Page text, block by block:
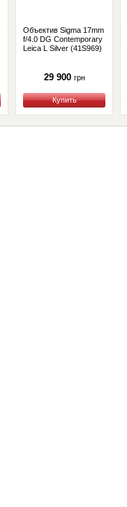
Объектив Sigma 17mm
f/4.0 DG Contemporary
Leica L Silver (41S969)
29 900 грн
Купить